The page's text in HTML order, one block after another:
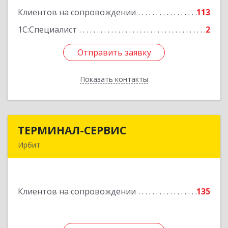
Клиентов на сопровождении
113
1С:Специалист
2
Отправить заявку
Показать контакты
Подробнее
Отправить заявку
Назад
ТЕРМИНАЛ-СЕРВИС
Ирбит
Клиентов на сопровождении 135
ТЕРМИНАЛ-СЕРВИС
Подробнее